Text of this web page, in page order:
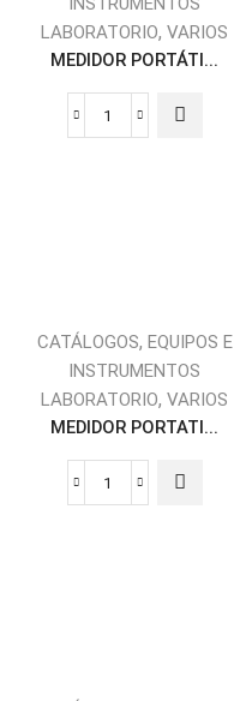
LABORATORIO, VARIOS
MEDIDOR PORTÁTI...
CATÁLOGOS, EQUIPOS E
INSTRUMENTOS
LABORATORIO, VARIOS
MEDIDOR PORTATI...